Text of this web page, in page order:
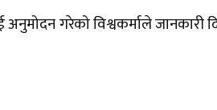
गरेको विश्वकर्माले जानकारी